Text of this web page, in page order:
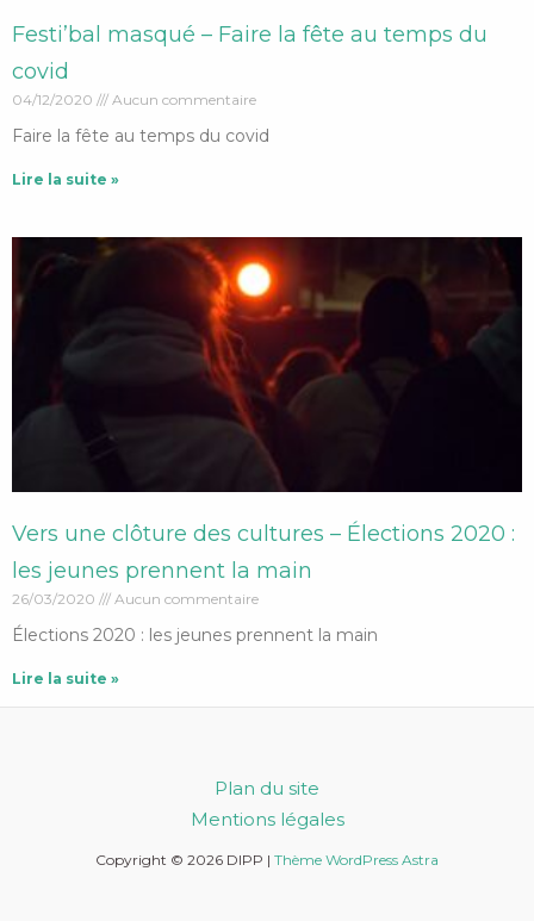
Festi’bal masqué – Faire la fête au temps du
covid
04/12/2020 Aucun commentaire
Faire la fête au temps du covid
Lire la suite »
Vers une clôture des cultures – Élections 2020 :
les jeunes prennent la main
26/03/2020 Aucun commentaire
Élections 2020 : les jeunes prennent la main
Lire la suite »
Plan du site
Mentions légales
Copyright © 2026 DIPP | Thème WordPress Astra